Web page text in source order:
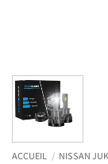
ACCUEIL / NISSAN